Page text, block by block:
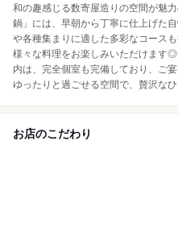
和の趣感じる数寄屋造りの空間が魅
鍋」には、早朝から丁寧に仕上げた
や各種集まりに適した多彩なコース
様々な料理をお楽しみいただけます
内は、完全個室も完備しており、ご
ゆったりと過ごせる空間で、贅沢な
お店のこだわり